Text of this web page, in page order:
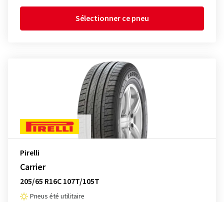
Sélectionner ce pneu
Pirelli
Carrier
205/65 R16C 107T/105T
Pneus été utilitaire